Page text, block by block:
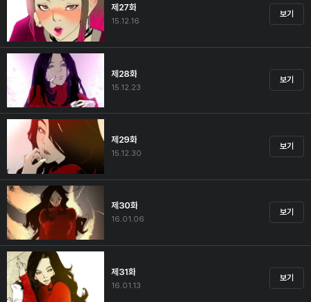
제27화
15.12.16
보기
제28화
15.12.23
보기
제29화
15.12.30
보기
제30화
16.01.06
보기
제31화
16.01.13
보기